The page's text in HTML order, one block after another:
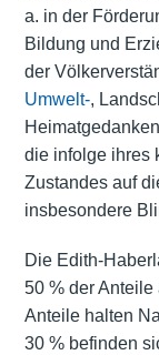
a. in der
Bildung und
der
Umwelt-,
die infolge ihres
Zustandes auf
insbesondere
Die Edith-
50 % der Anteile
Anteile halten
30 % befinden